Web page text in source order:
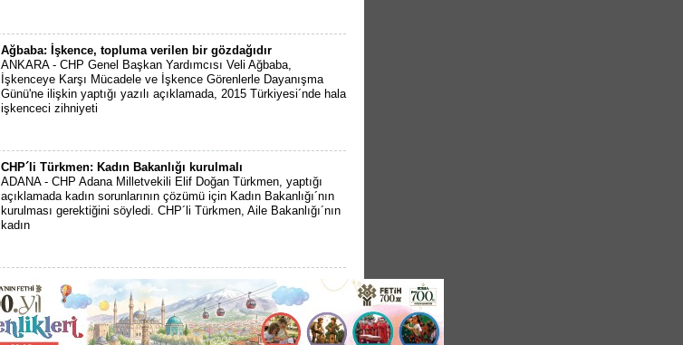
Ağbaba: İşkence, topluma verilen bir gözdağıdır
ANKARA - CHP Genel Başkan Yardımcısı Veli Ağbaba,
İşkenceye Karşı Mücadele ve İşkence Görenlerle Dayanışma
Günü'ne ilişkin yaptığı yazılı açıklamada, 2015 Türkiyesi´nde hala
işkenceci zihniyeti
CHP´li Türkmen: Kadın Bakanlığı kurulmalı
ADANA - CHP Adana Milletvekili Elif Doğan Türkmen, yaptığı
açıklamada kadın sorunlarının çözümü için Kadın Bakanlığı´nın
kurulması gerektiğini söyledi. CHP´li Türkmen, Aile Bakanlığı´nın
kadın